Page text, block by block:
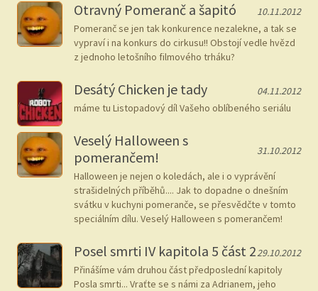
Otravný Pomeranč a šapitó
10.11.2012
Pomeranč se jen tak konkurence nezalekne, a tak se
vypraví i na konkurs do cirkusu!! Obstojí vedle hvězd
z jednoho letošního filmového trháku?
Desátý Chicken je tady
04.11.2012
máme tu Listopadový díl Vašeho oblíbeného seriálu
Veselý Halloween s
pomerančem!
31.10.2012
Halloween je nejen o koledách, ale i o vyprávění
strašidelných příběhů.... Jak to dopadne o dnešním
svátku v kuchyni pomeranče, se přesvědčte v tomto
speciálním dílu. Veselý Halloween s pomerančem!
Posel smrti IV kapitola 5 část 229.10.2012
Přinášíme vám druhou část předposlední kapitoly
Posla smrti... Vraťte se s námi za Adrianem, jeho